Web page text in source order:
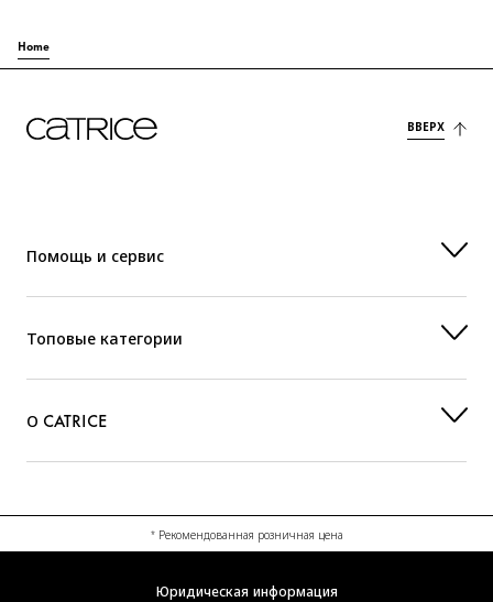
Home
ВВЕРХ
Помощь и сервис
Топовые категории
О CATRICE
* Рекомендованная розничная цена
Юридическая информация